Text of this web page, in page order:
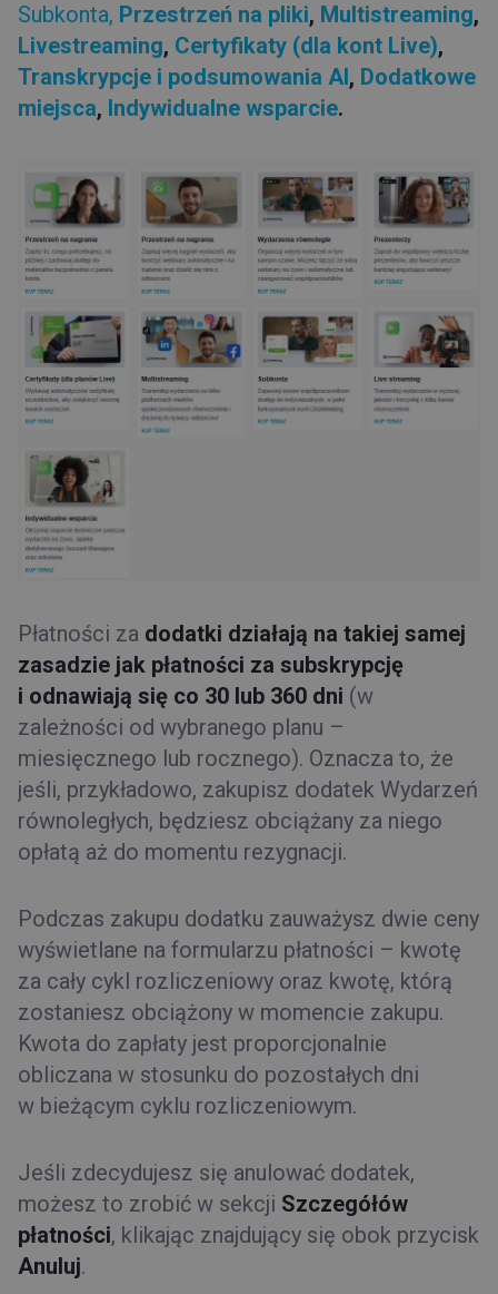
Subkonta, Przestrzeń na pliki, Multistreaming,
Livestreaming, Certyfikaty (dla kont Live),
Transkrypcje i podsumowania AI, Dodatkowe
miejsca, Indywidualne wsparcie.
Płatności za dodatki działają na takiej samej
zasadzie jak płatności za subskrypcję
i odnawiają się co 30 lub 360 dni (w
zależności od wybranego planu –
miesięcznego lub rocznego). Oznacza to, że
jeśli, przykładowo, zakupisz dodatek Wydarzeń
równoległych, będziesz obciążany za niego
opłatą aż do momentu rezygnacji.
Podczas zakupu dodatku zauważysz dwie ceny
wyświetlane na formularzu płatności – kwotę
za cały cykl rozliczeniowy oraz kwotę, którą
zostaniesz obciążony w momencie zakupu.
Kwota do zapłaty jest proporcjonalnie
obliczana w stosunku do pozostałych dni
w bieżącym cyklu rozliczeniowym.
Jeśli zdecydujesz się anulować dodatek,
możesz to zrobić w sekcji Szczegółów
płatności, klikając znajdujący się obok przycisk
Anuluj.